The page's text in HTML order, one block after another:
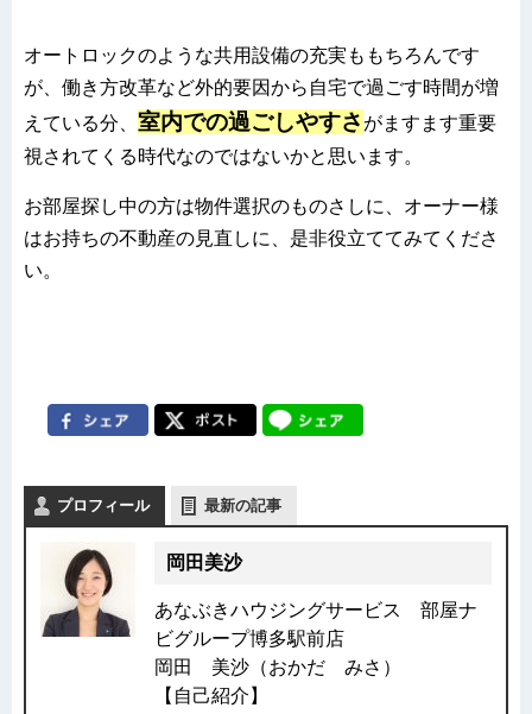
オートロックのような共用設備の充実ももちろんです
が、働き方改革など外的要因から自宅で過ごす時間が増
えている分、 室内での過ごしやすさ がますます重要
視されてくる時代なのではないかと思います。
お部屋探し中の方は物件選択のものさしに、オーナー様
はお持ちの不動産の見直しに、是非役立ててみてくださ
い。
プロフィール 最新の記事
岡田美沙
あなぶきハウジングサービス 部屋ナ
ビグループ博多駅前店
岡田 美沙（おかだ みさ）
【自己紹介】